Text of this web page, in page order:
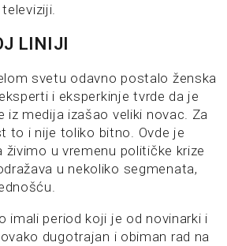
LINIJI
svetu odavno postalo ženska
i eksperkinje tvrde da je
iz medija izašao veliki novac. Za
to i nije toliko bitno. Ovde je
živimo u vremenu političke krize
u nekoliko segmenata,
imali period koji je od novinarki i
dugotrajan i obiman rad na